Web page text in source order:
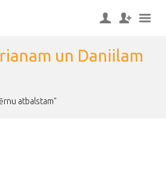
un Daniilam
atbalstam"